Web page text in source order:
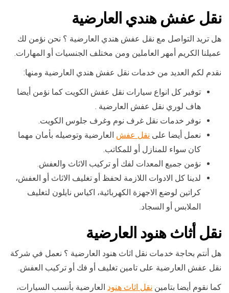
نقل عفش هندي العارضية
هل تريد التواصل مع نقل عفش هندي العارضية ؟ نحن نؤمن لك
عميلنا الكريم أمهر العاملين ومن مختلف الجنسيات أو المهارات.
نقدم لكم العديد من خدمات نقل عفش هندي العارضية ومنها:
توفير كل انواع سيارات نقل عفش الكويت كما نؤمن أيضا
هاف لوري نقل عفش العارضية .
نوفر خدمات نقل غرف نوم وغرف جلوس الكويت.
نعمل أيضا على نقل عفش العارضية وتوصيله بأمان مهما
كان سواء للمنازل أو للمكاتب.
نؤمن جميع المعدات لفك أو تركيب الاثاث والعفش.
لدينا كل الادوات اللازمة لحفظ أو تغليف الاثاث أو العفش،
كراتين لوضع الاجهزة الكهربائية، اكياس نايلون لتغليف
الملابس أو السجاد.
نقل أثاث هنود العارضية
هل أنتم بحاجة خدمات نقل اثاث هنود العارضية ؟ نعمل في شركة
نقل عفش العارضية على تامين تغليف أو فك أو تركيب العفش.
كما نقوم أيضا بتامين نقل اثاث هنود العارضية بأنسب السيارات،